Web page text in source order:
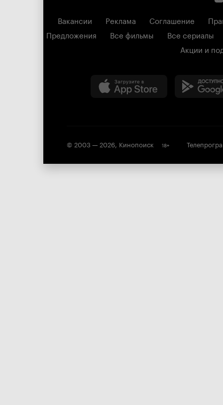
Вакансии Реклама Соглашение
Предложения
Все фильмы
Все сериалы
Акции и
© 2003 — 2026, Кинопоиск 18+